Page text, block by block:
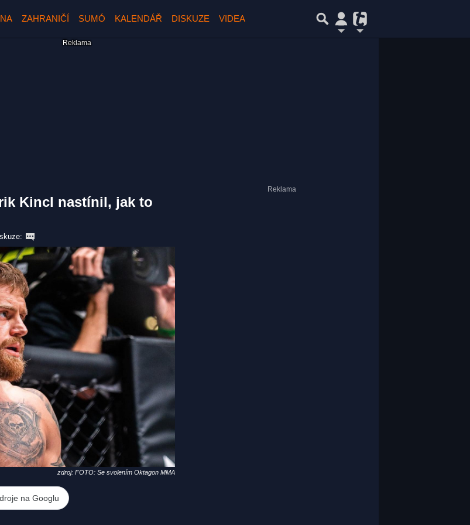
ZAHRANIČÍ SUMÓ KALENDÁŘ DISKUZE VIDEA
Kincl nastínil, jak to
zdroj: FOTO: Se svolením Oktagon MMA
na Googlu